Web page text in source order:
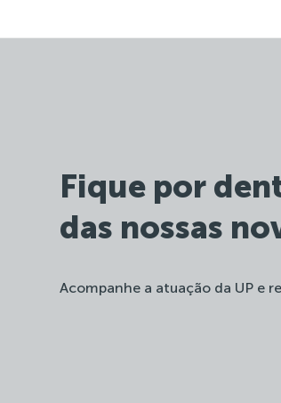
Fique por
das nossas
Acompanhe a atuação da UP e